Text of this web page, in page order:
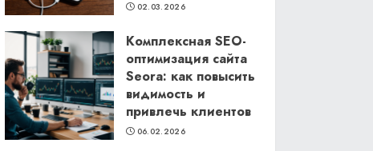
02.03.2026
Комплексная SEO-
оптимизация сайта
Seora: как повысить
видимость и
привлечь клиентов
06.02.2026